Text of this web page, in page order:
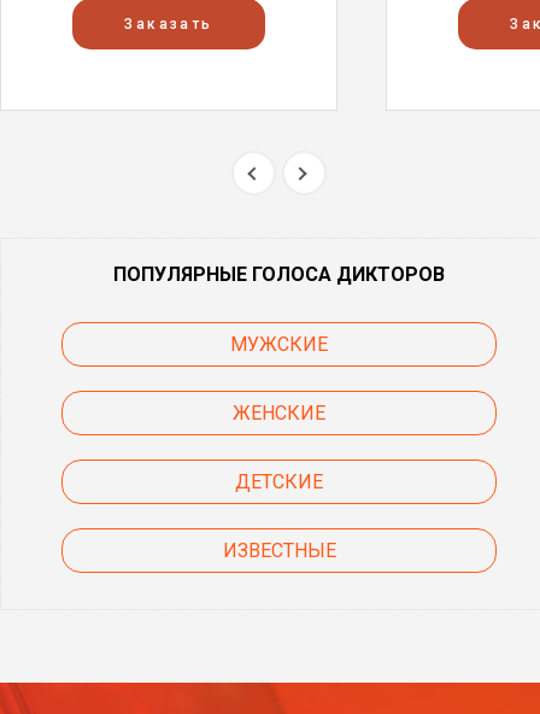
Заказать
ПОПУЛЯРНЫЕ ГОЛОСА ДИКТОРОВ
МУЖСКИЕ
ЖЕНСКИЕ
ДЕТСКИЕ
ИЗВЕСТНЫЕ